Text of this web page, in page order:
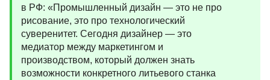
в РФ: «Промышленный дизайн — это не про
рисование, это про технологический
суверенитет. Сегодня дизайнер — это
медиатор между маркетингом и
производством, который должен знать
возможности конкретного литьевого станка